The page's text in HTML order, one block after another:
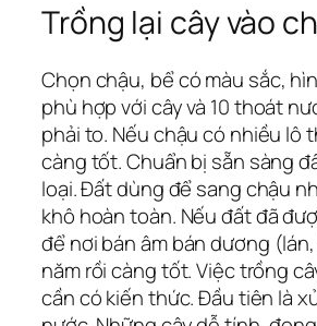
Trồng lại cây vào
Chọn chậu, bể có màu sắc,
phù hợp với cây và 10 thoát
phải to. Nếu chậu có nhiều lô
càng tốt. Chuẩn bị sẵn sàng
loại. Đất dùng để sang chậu
khô hoàn toàn. Nếu đất đã
để nơi bán âm bán dương
năm rồi càng tốt. Việc trồng
cần có kiến thức. Đầu tiên là